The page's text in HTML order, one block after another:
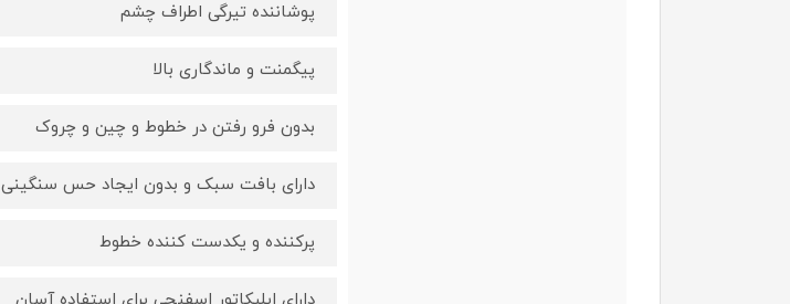
پوشاننده تیرگی اطراف چشم
پیگمنت و ماندگاری بالا
بدون فرو رفتن در خطوط و چین و چروک
دارای بافت سبک و بدون ایجاد حس سنگینی
پرکننده و یکدست کننده خطوط